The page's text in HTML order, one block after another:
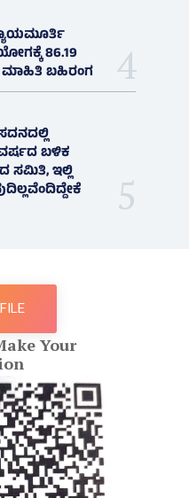
86.19
ಬಹಿರಂಗ
ಬಳಿಕ
ಸಮಿತಿ, ಇಲ್ಲಿ
Your